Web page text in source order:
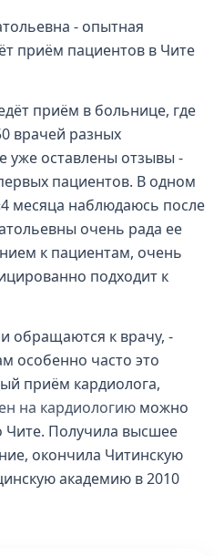
- опытная
приём пациентов в Чите
приём в больнице, где
врачей разных
уже оставлены отзывы -
пациентов. В одном
месяца наблюдаюсь после
очень рада ее
к пациентам, очень
подходит к
обращаются к врачу, -
особенно часто это
приём кардиолога,
на кардиологию можно
Чите. Получила высшее
окончила Читинскую
академию в 2010